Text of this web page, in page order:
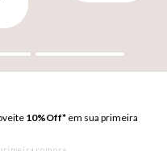
10%Off* em sua primeira